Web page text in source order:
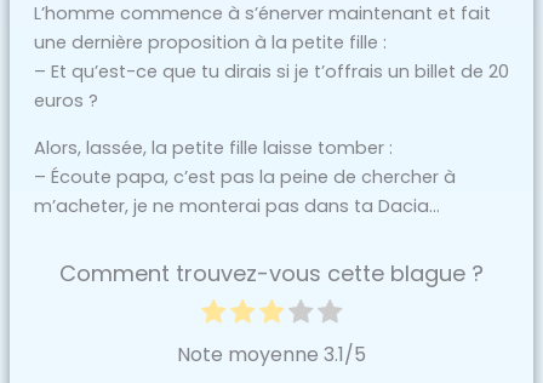
L’homme commence à s’énerver maintenant et fait
une dernière proposition à la petite fille :
– Et qu’est-ce que tu dirais si je t’offrais un billet de 20
euros ?
Alors, lassée, la petite fille laisse tomber :
– Écoute papa, c’est pas la peine de chercher à
m’acheter, je ne monterai pas dans ta Dacia…
Comment trouvez-vous cette blague ?
Note moyenne 3.1/5